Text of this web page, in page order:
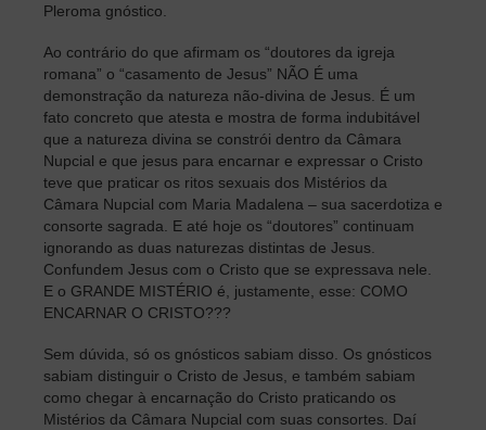
Pleroma gnóstico.
Ao contrário do que afirmam os “doutores da igreja
romana” o “casamento de Jesus” NÃO É uma
demonstração da natureza não-divina de Jesus. É um
fato concreto que atesta e mostra de forma indubitável
que a natureza divina se constrói dentro da Câmara
Nupcial e que jesus para encarnar e expressar o Cristo
teve que praticar os ritos sexuais dos Mistérios da
Câmara Nupcial com Maria Madalena – sua sacerdotiza e
consorte sagrada. E até hoje os “doutores” continuam
ignorando as duas naturezas distintas de Jesus.
Confundem Jesus com o Cristo que se expressava nele.
E o GRANDE MISTÉRIO é, justamente, esse: COMO
ENCARNAR O CRISTO???
Sem dúvida, só os gnósticos sabiam disso. Os gnósticos
sabiam distinguir o Cristo de Jesus, e também sabiam
como chegar à encarnação do Cristo praticando os
Mistérios da Câmara Nupcial com suas consortes. Daí